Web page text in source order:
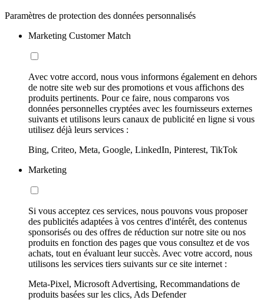
Paramètres de protection des données personnalisés
Marketing Customer Match
Avec votre accord, nous vous informons également en dehors
de notre site web sur des promotions et vous affichons des
produits pertinents. Pour ce faire, nous comparons vos
données personnelles cryptées avec les fournisseurs externes
suivants et utilisons leurs canaux de publicité en ligne si vous
utilisez déjà leurs services :
Bing, Criteo, Meta, Google, LinkedIn, Pinterest, TikTok
Marketing
Si vous acceptez ces services, nous pouvons vous proposer
des publicités adaptées à vos centres d'intérêt, des contenus
sponsorisés ou des offres de réduction sur notre site ou nos
produits en fonction des pages que vous consultez et de vos
achats, tout en évaluant leur succès. Avec votre accord, nous
utilisons les services tiers suivants sur ce site internet :
Meta-Pixel, Microsoft Advertising, Recommandations de
produits basées sur les clics, Ads Defender